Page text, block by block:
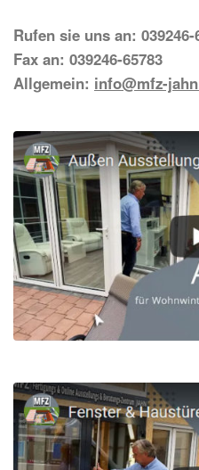
Rufen sie uns an: 039246-
Fax an: 039246-65783
Allgemein: info@mfz-